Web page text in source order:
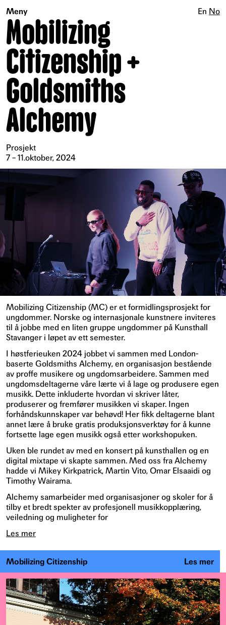
Meny En No
Mobilizing
Citizenship +
Goldsmiths
Alchemy
Prosjekt
7 – 11.oktober, 2024
Mobilizing Citizenship (MC) er et formidlingsprosjekt for
ungdommer. Norske og internasjonale kunstnere inviteres
til å jobbe med en liten gruppe ungdommer på Kunsthall
Stavanger i løpet av ett semester.
I høstferieuken 2024 jobbet vi sammen med London-
baserte Goldsmiths Alchemy, en organisasjon bestående
av proffe musikere og ungdomsarbeidere. Sammen med
ungdomsdeltagerne våre lærte vi å lage og produsere egen
musikk. Dette inkluderte hvordan vi skriver låter,
produserer og fremfører musikken vi skaper. Ingen
forhåndskunnskaper var behøvd! Her fikk deltagerne blant
annet lære å bruke gratis produksjonsverktøy for å kunne
fortsette lage egen musikk også etter workshopuken.
Uken ble rundet av med en konsert på kunsthallen og en
digital mixtape vi skapte sammen. Med oss fra Alchemy
hadde vi Mikey Kirkpatrick, Martin Vito, Omar Elsaaidi og
Timothy Wairama.
Alchemy samarbeider med organisasjoner og skoler for å
tilby et bredt spekter av profesjonell musikkopplæring,
veiledning og muligheter for
Les mer
Mobilizing Citizenship Les mer